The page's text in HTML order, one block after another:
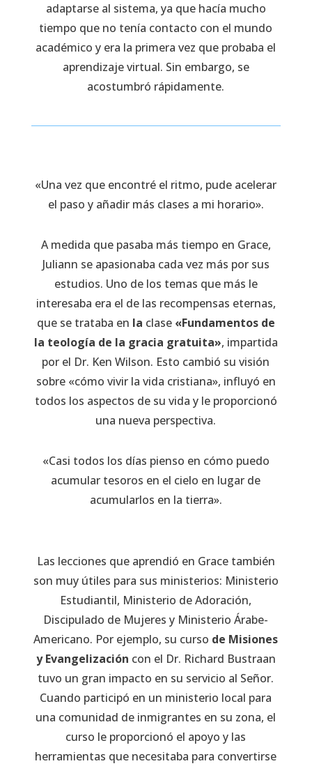
adaptarse al sistema, ya que hacía mucho
tiempo que no tenía contacto con el mundo
académico y era la primera vez que probaba el
aprendizaje virtual. Sin embargo, se
acostumbró rápidamente.
«Una vez que encontré el ritmo, pude acelerar
el paso y añadir más clases a mi horario».
A medida que pasaba más tiempo en Grace,
Juliann se apasionaba cada vez más por sus
estudios. Uno de los temas que más le
interesaba era el de las recompensas eternas,
que se trataba en la clase «Fundamentos de
la teología de la gracia gratuita», impartida
por el Dr. Ken Wilson. Esto cambió su visión
sobre «cómo vivir la vida cristiana», influyó en
todos los aspectos de su vida y le proporcionó
una nueva perspectiva.
«Casi todos los días pienso en cómo puedo
acumular tesoros en el cielo en lugar de
acumularlos en la tierra».
Las lecciones que aprendió en Grace también
son muy útiles para sus ministerios: Ministerio
Estudiantil, Ministerio de Adoración,
Discipulado de Mujeres y Ministerio Árabe-
Americano. Por ejemplo, su curso de Misiones
y Evangelización con el Dr. Richard Bustraan
tuvo un gran impacto en su servicio al Señor.
Cuando participó en un ministerio local para
una comunidad de inmigrantes en su zona, el
curso le proporcionó el apoyo y las
herramientas que necesitaba para convertirse